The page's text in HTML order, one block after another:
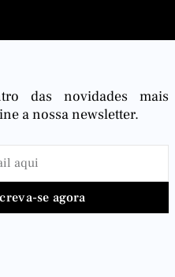
das novidades mais
a nossa newsletter.
se agora